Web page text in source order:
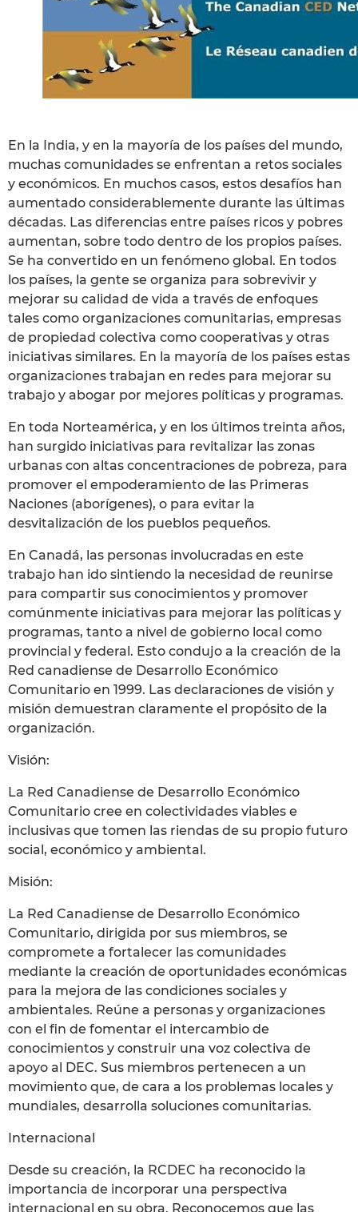
En la India, y en la mayoría de los países del mundo,
muchas comunidades se enfrentan a retos sociales
y económicos. En muchos casos, estos desafíos han
aumentado considerablemente durante las últimas
décadas. Las diferencias entre países ricos y pobres
aumentan, sobre todo dentro de los propios países.
Se ha convertido en un fenómeno global. En todos
los países, la gente se organiza para sobrevivir y
mejorar su calidad de vida a través de enfoques
tales como organizaciones comunitarias, empresas
de propiedad colectiva como cooperativas y otras
iniciativas similares. En la mayoría de los países estas
organizaciones trabajan en redes para mejorar su
trabajo y abogar por mejores políticas y programas.
En toda Norteamérica, y en los últimos treinta años,
han surgido iniciativas para revitalizar las zonas
urbanas con altas concentraciones de pobreza, para
promover el empoderamiento de las Primeras
Naciones (aborígenes), o para evitar la
desvitalización de los pueblos pequeños.
En Canadá, las personas involucradas en este
trabajo han ido sintiendo la necesidad de reunirse
para compartir sus conocimientos y promover
comúnmente iniciativas para mejorar las políticas y
programas, tanto a nivel de gobierno local como
provincial y federal. Esto condujo a la creación de la
Red canadiense de Desarrollo Económico
Comunitario en 1999. Las declaraciones de visión y
misión demuestran claramente el propósito de la
organización.
Visión:
La Red Canadiense de Desarrollo Económico
Comunitario cree en colectividades viables e
inclusivas que tomen las riendas de su propio futuro
social, económico y ambiental.
Misión:
La Red Canadiense de Desarrollo Económico
Comunitario, dirigida por sus miembros, se
compromete a fortalecer las comunidades
mediante la creación de oportunidades económicas
para la mejora de las condiciones sociales y
ambientales. Reúne a personas y organizaciones
con el fin de fomentar el intercambio de
conocimientos y construir una voz colectiva de
apoyo al DEC. Sus miembros pertenecen a un
movimiento que, de cara a los problemas locales y
mundiales, desarrolla soluciones comunitarias.
Internacional
Desde su creación, la RCDEC ha reconocido la
importancia de incorporar una perspectiva
internacional en su obra. Reconocemos que las